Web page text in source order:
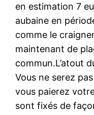
en estimation 7
aubaine en
comme le
maintenant de
commun.L’atout
Vous ne serez
vous paierez
sont fixés de